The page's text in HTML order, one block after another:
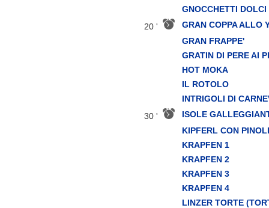
GNOCCHETTI
20 '
GRAN COPPA ALLO
GRAN FRAPPE'
GRATIN DI PERE AI
HOT MOKA
IL ROTOLO
INTRIGOLI DI
30 '
ISOLE
KIPFERL CON PINOLI
KRAPFEN 1
KRAPFEN 2
KRAPFEN 3
KRAPFEN 4
LINZER TORTE